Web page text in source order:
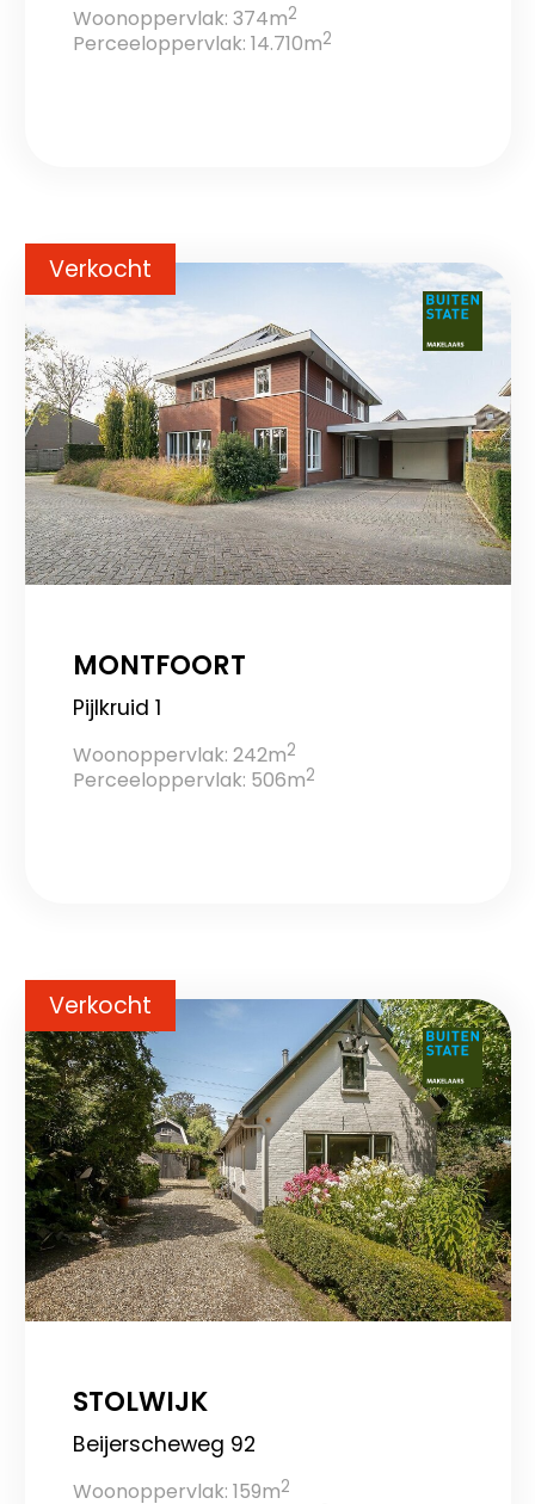
Woonoppervlak: 374m2
Perceeloppervlak: 14.710m2
Verkocht
MONTFOORT
Pijlkruid 1
Woonoppervlak: 242m2
Perceeloppervlak: 506m2
Verkocht
STOLWIJK
Beijerscheweg 92
Woonoppervlak: 159m2